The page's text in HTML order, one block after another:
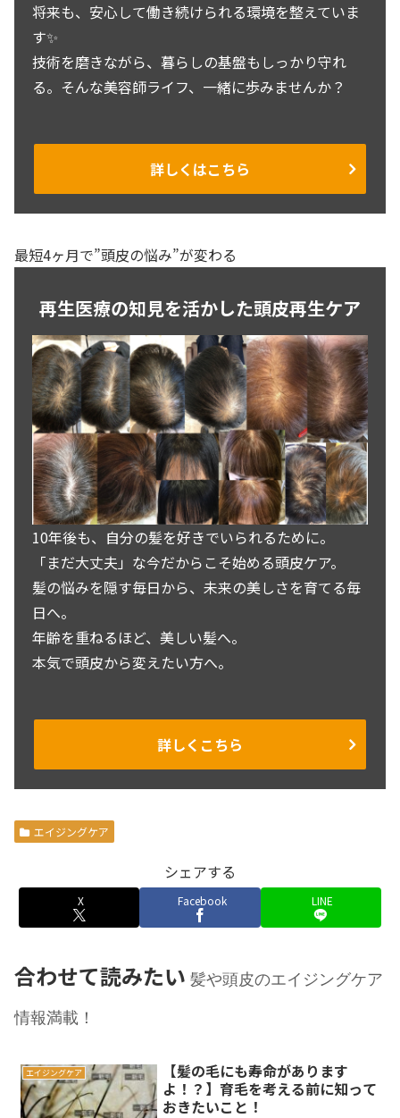
将来も、安心して働き続けられる環境を整えていま
す✨
技術を磨きながら、暮らしの基盤もしっかり守れ
る。そんな美容師ライフ、一緒に歩みませんか？
詳しくはこちら
最短4ヶ月で”頭皮の悩み”が変わる
再生医療の知見を活かした頭皮再生ケア
10年後も、自分の髪を好きでいられるために。
「まだ大丈夫」な今だからこそ始める頭皮ケア。
髪の悩みを隠す毎日から、未来の美しさを育てる毎
日へ。
年齢を重ねるほど、美しい髪へ。
本気で頭皮から変えたい方へ。
詳しくこちら
エイジングケア
シェアする
X Facebook LINE
合わせて読みたい 髪や頭皮のエイジングケア
情報満載！
エイジングケア
【髪の毛にも寿命があります
よ！？】育毛を考える前に知って
おきたいこと！